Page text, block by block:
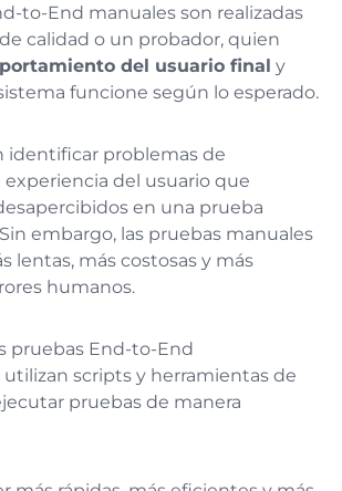
to-End manuales son realizadas
calidad o un probador, quien
del usuario final y
funcione según lo esperado.
identificar problemas de
experiencia del usuario que
en una prueba
embargo, las pruebas manuales
lentas, más costosas y más
humanos.
pruebas End-to-End
scripts y herramientas de
pruebas de manera